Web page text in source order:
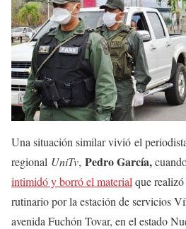
Una situación similar vivió el
regional UniTv, Pedro García,
intimidó y borró el material que
rutinario por la estación de servicios
avenida Fuchón Tovar, en el estado